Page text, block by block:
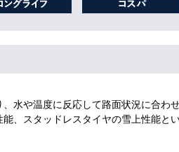
水や温度に反応して路面状況に合わ
、スタッドレスタイヤの雪上性能と